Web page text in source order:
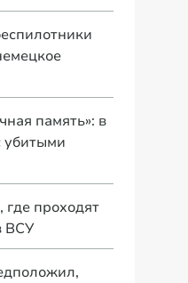
память»: в
убитыми
проходят
ВСУ